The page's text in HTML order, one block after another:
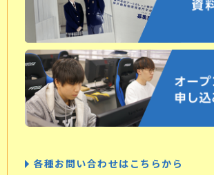
各種お問い合わせはこちらから